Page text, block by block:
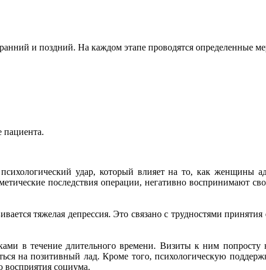
и поздний. На каждом этапе проводятся определенные
пациента.
удар, который влияет на то, как женщины
последствия операции, негативно воспринимают
тяжелая депрессия. Это связано с трудностями принятия
в течение длительного времени. Визиты к ним
на позитивный лад. Кроме того, психологическую
восприятия социума.